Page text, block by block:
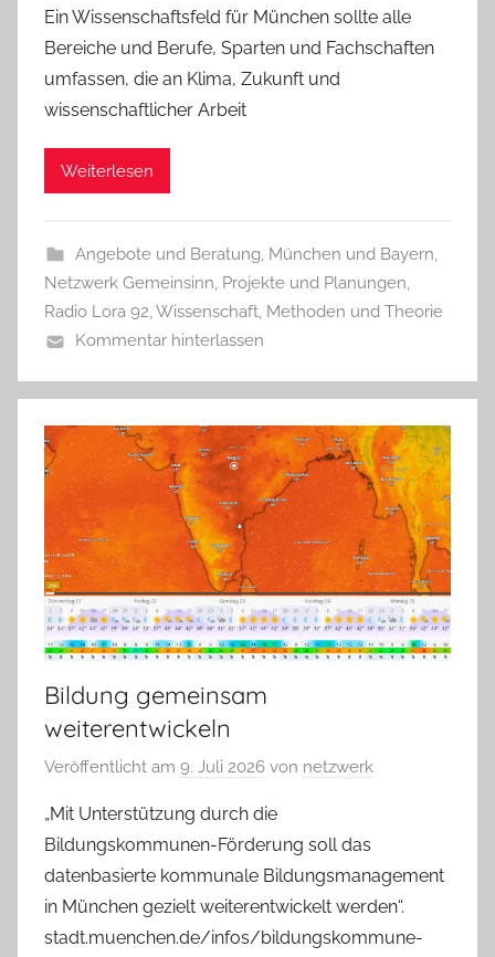
Ein Wissenschaftsfeld für München sollte alle
Bereiche und Berufe, Sparten und Fachschaften
umfassen, die an Klima, Zukunft und
wissenschaftlicher Arbeit
Weiterlesen
Angebote und Beratung, München und Bayern,
Netzwerk Gemeinsinn, Projekte und Planungen,
Radio Lora 92,Wissenschaft, Methoden und Theorie
Kommentar hinterlassen
Bildung gemeinsam
weiterentwickeln
Veröffentlicht am 9. Juli 2026 von netzwerk
„Mit Unterstützung durch die
Bildungskommunen-Förderung soll das
datenbasierte kommunale Bildungsmanagement
in München gezielt weiterentwickelt werden“.
stadt.muenchen.de/infos/bildungskommune-